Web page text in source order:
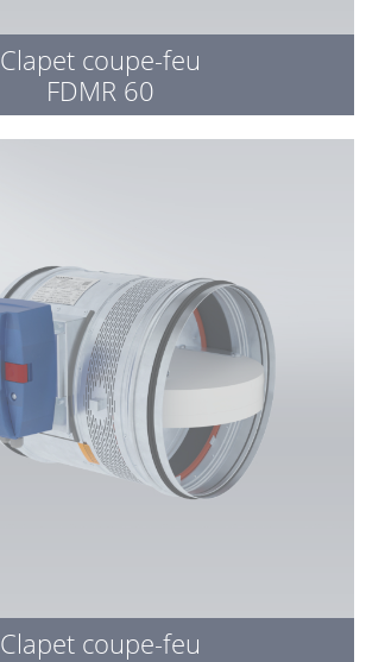
Clapet coupe-feu
FDMR 60
Clapet coupe-feu